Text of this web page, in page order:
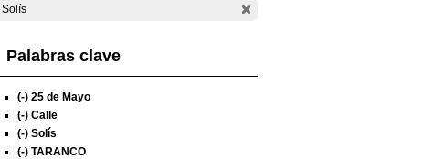
Solís
Palabras clave
(-) 25 de Mayo
(-) Calle
(-) Solís
(-) TARANCO